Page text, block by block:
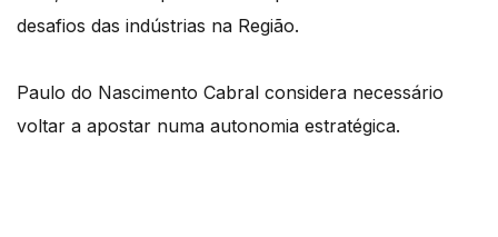
desafios das indústrias na Região.
Paulo do Nascimento Cabral considera necessário
voltar a apostar numa autonomia estratégica.